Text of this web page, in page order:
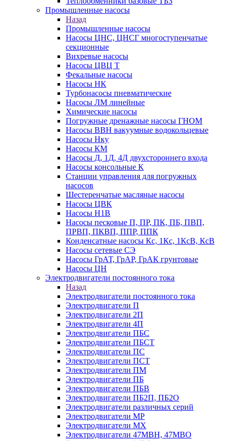
Промышленные насосы
Назад
Промышленные насосы
Насосы ЦНС, ЦНСГ многоступенчатые
секционные
Вихревые насосы
Насосы ЦВЦ Т
Фекальные насосы
Насосы НК
Турбонасосы пневматические
Насосы ЛМ линейные
Химические насосы
Погружные дренажные насосы ГНОМ
Насосы ВВН вакуумные водокольцевые
Насосы Нку
Насосы КМ
Насосы Д, 1Д, 4Д двухстороннего входа
Насосы консольные К
Станции управления для погружных
насосов
Шестеренчатые масляные насосы
Насосы ЦВК
Насосы Н1В
Насосы песковые П, ПР, ПК, ПБ, ПВП,
ПРВП, ПКВП, ППР, ППК
Конденсатные насосы Кс, 1Кс, 1КсВ, КсВ
Насосы сетевые СЭ
Насосы ГрАТ, ГрАР, ГрАК грунтовые
Насосы ЦН
Электродвигатели постоянного тока
Назад
Электродвигатели постоянного тока
Электродвигатели П
Электродвигатели 2П
Электродвигатели 4П
Электродвигатели ПБС
Электродвигатели ПБСТ
Электродвигатели ПС
Электродвигатели ПСТ
Электродвигатели ПМ
Электродвигатели ПБ
Электродвигатели ПБВ
Электродвигатели ПБ2П, ПБ2О
Электродвигатели различных серий
Электродвигатели МР
Электродвигатели MX
Электродвигатели 47MBH, 47МВО